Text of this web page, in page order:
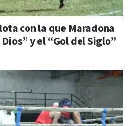
con la que Maradona
y el “Gol del Siglo”